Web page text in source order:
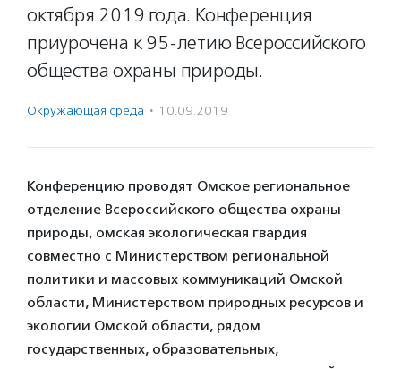
октября 2019 года. Конференция
приурочена к 95-летию Всероссийского
общества охраны природы.
Окружающая среда · 10.09.2019
Конференцию проводят Омское региональное
отделение Всероссийского общества охраны
природы, омская экологическая гвардия
совместно с Министерством региональной
политики и массовых коммуникаций Омской
области, Министерством природных ресурсов и
экологии Омской области, рядом
государственных, образовательных,